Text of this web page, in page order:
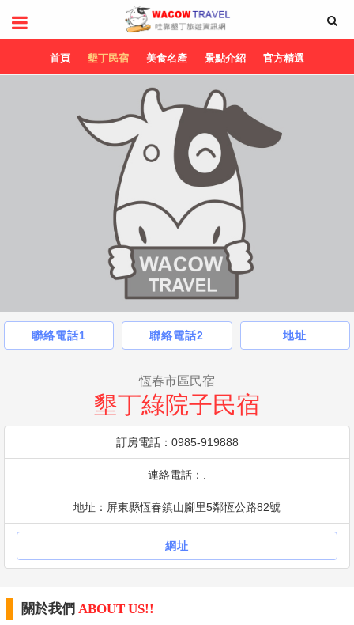
首頁 墾丁民宿 美食名產 景點介紹 官方精選
聯絡電話1 聯絡電話2 地址
恆春市區民宿
墾丁綠院子民宿
訂房電話：0985-919888
連絡電話：.
地址：屏東縣恆春鎮山腳里5鄰恆公路82號
網址
關於我們 ABOUT US!!